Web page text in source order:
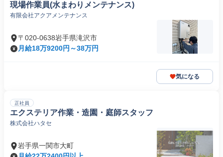
現場作業員(水まわりメンテナンス)
有限会社アクアメンテナンス
〒020-0638岩手県滝沢市
月給18万9200円～38万円
気になる
正社員
エクステリア作業・造園・庭師スタッフ
株式会社ハタセ
岩手県一関市大町